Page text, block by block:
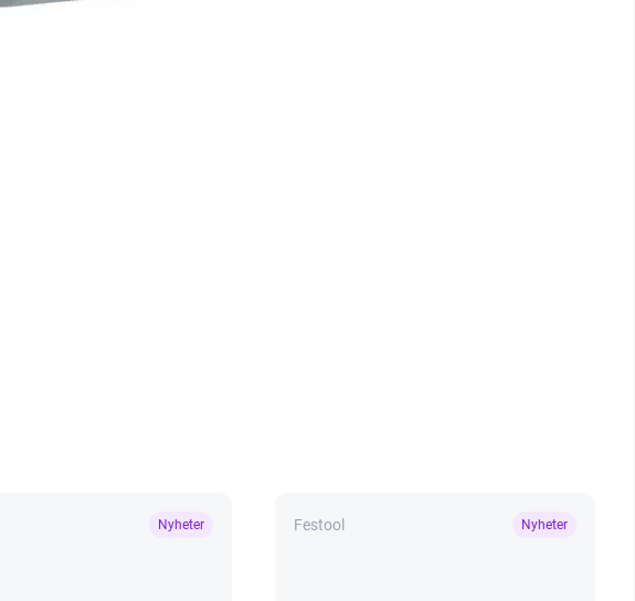
Nyheter Festool Nyheter